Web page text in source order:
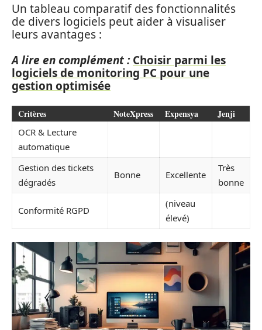
Un tableau comparatif des fonctionnalités
de divers logiciels peut aider à visualiser
leurs avantages :
A lire en complément : Choisir parmi les
logiciels de monitoring PC pour une
gestion optimisée
Critères NoteXpress Expensya Jenji
OCR & Lecture
automatique
Gestion des tickets
dégradés
Bonne Excellente
Très
bonne
Conformité RGPD
(niveau
élevé)